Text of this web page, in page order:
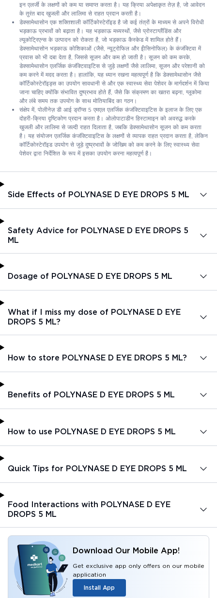
इन एलर्जी के लक्षणों को कम या समाप्त करता है। यह क्रिया अपेक्षाकृत तेज़ है, जो आवेदन
के तुरंत बाद खुजली और लालिमा से राहत प्रदान करती है।
डेक्सामेथासोन एक शक्तिशाली कॉर्टिकोस्टेरॉइड है जो कई तंत्रों के माध्यम से अपने विरोधी
भड़काऊ प्रभावों को बढ़ाता है। यह भड़काऊ मध्यस्थों, जैसे प्रोस्टाग्लैंडिंस और
ल्यूकोट्रिएन्स के उत्पादन को रोकता है, जो भड़काऊ कैस्केड में शामिल होते हैं।
डेक्सामेथासोन भड़काऊ कोशिकाओं (जैसे, न्यूट्रोफिल और ईोसिनोफिल) के कंजंक्टिवा में
प्रवास को भी दबा देता है, जिससे सूजन और कम हो जाती है। सूजन को कम करके,
डेक्सामेथासोन एलर्जिक कंजंक्टिवाइटिस से जुड़े लक्षणों जैसे लालिमा, सूजन और परेशानी को
कम करने में मदद करता है। हालांकि, यह ध्यान रखना महत्वपूर्ण है कि डेक्सामेथासोन जैसे
कॉर्टिकोस्टेरॉइड्स का उपयोग सावधानी से और एक स्वास्थ्य सेवा पेशेवर के मार्गदर्शन में किया
जाना चाहिए क्योंकि संभावित दुष्प्रभाव होते हैं, जैसे कि संक्रमण का खतरा बढ़ना, ग्लूकोमा
और लंबे समय तक उपयोग के साथ मोतियाबिंद का गठन।
संक्षेप में, पोलीनेज़ डी आई ड्रॉप्स 5 एमएल एलर्जिक कंजंक्टिवाइटिस के इलाज के लिए एक
दोहरी-क्रिया दृष्टिकोण प्रदान करता है। ओलोपाटाडीन हिस्टामाइन को अवरुद्ध करके
खुजली और लालिमा से जल्दी राहत दिलाता है, जबकि डेक्सामेथासोन सूजन को कम करता
है। यह संयोजन एलर्जिक कंजंक्टिवाइटिस के लक्षणों से व्यापक राहत प्रदान करता है, लेकिन
कॉर्टिकोस्टेरॉइड उपयोग से जुड़े दुष्प्रभावों के जोखिम को कम करने के लिए स्वास्थ्य सेवा
पेशेवर द्वारा निर्देशित के रूप में इसका उपयोग करना महत्वपूर्ण है।
Side Effects of POLYNASE D EYE DROPS 5 ML
Safety Advice for POLYNASE D EYE DROPS 5
ML
Dosage of POLYNASE D EYE DROPS 5 ML
What if I miss my dose of POLYNASE D EYE
DROPS 5 ML?
How to store POLYNASE D EYE DROPS 5 ML?
Benefits of POLYNASE D EYE DROPS 5 ML
How to use POLYNASE D EYE DROPS 5 ML
Quick Tips for POLYNASE D EYE DROPS 5 ML
Food Interactions with POLYNASE D EYE
DROPS 5 ML
Download Our Mobile App!
Get exclusive app only offers on our mobile
application
Install App